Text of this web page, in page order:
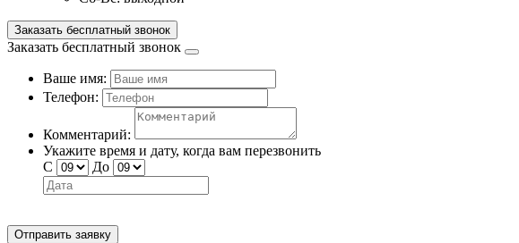
Заказать бесплатный звонок
Заказать бесплатный звонок
Ваше имя:
Телефон:
Комментарий:
Укажите время и дату, когда вам перезвонить
С
До
Отправить заявку